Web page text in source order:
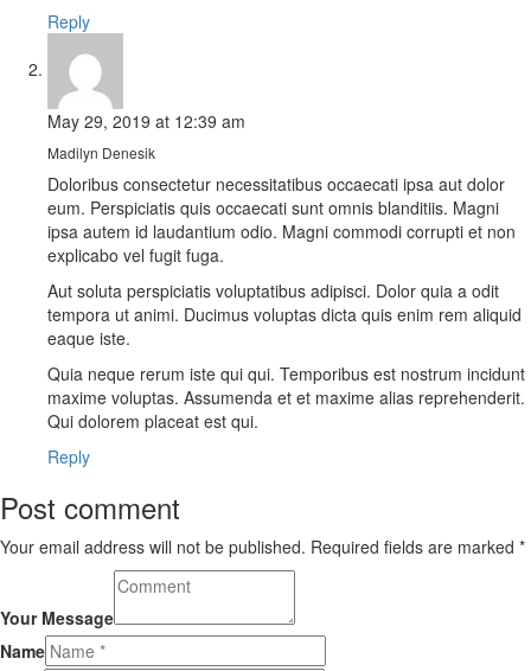
Reply
May 29, 2019 at 12:39 am
Madilyn Denesik
Doloribus consectetur necessitatibus occaecati ipsa aut dolor
eum. Perspiciatis quis occaecati sunt omnis blanditiis. Magni
ipsa autem id laudantium odio. Magni commodi corrupti et non
explicabo vel fugit fuga.
Aut soluta perspiciatis voluptatibus adipisci. Dolor quia a odit
tempora ut animi. Ducimus voluptas dicta quis enim rem aliquid
eaque iste.
Quia neque rerum iste qui qui. Temporibus est nostrum incidunt
maxime voluptas. Assumenda et et maxime alias reprehenderit.
Qui dolorem placeat est qui.
Reply
Post comment
Your email address will not be published. Required fields are marked *
Your Message
Name